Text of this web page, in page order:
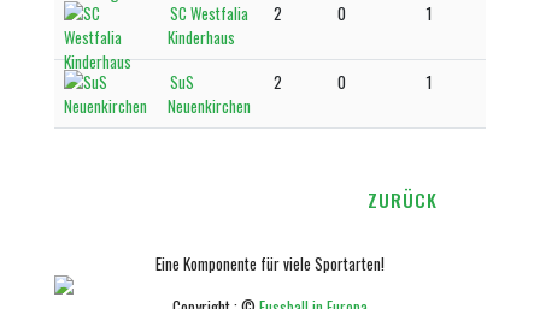
SC Westfalia
Kinderhaus
2 0 1
SuS
Neuenkirchen
2 0 1
ZURÜCK
Eine Komponente für viele Sportarten!